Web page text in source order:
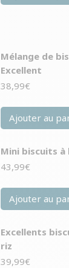
Mélange de
Excellent
38,99€
Ajouter au
Mini biscuits à
43,99€
Ajouter au
Excellents
riz
39,99€